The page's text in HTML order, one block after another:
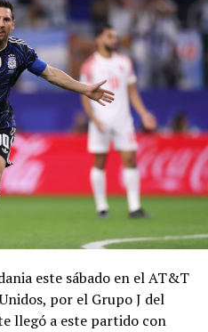
este sábado en el AT&T
por el Grupo J del
llegó a este partido con